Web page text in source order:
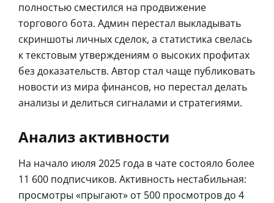
полностью сместился на продвижение
торгового бота. Админ перестал выкладывать
скриншоты личных сделок, а статистика свелась
к текстовым утверждениям о высоких профитах
без доказательств. Автор стал чаще публиковать
новости из мира финансов, но перестал делать
анализы и делиться сигналами и стратегиями.
Анализ активности
На начало июля 2025 года в чате состояло более
11 600 подписчиков. Активность нестабильная:
просмотры «прыгают» от 500 просмотров до 4